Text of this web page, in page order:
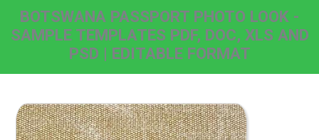
BOTSWANA PASSPORT PHOTO LOOK -
SAMPLE TEMPLATES PDF, DOC, XLS AND
PSD | EDITABLE FORMAT